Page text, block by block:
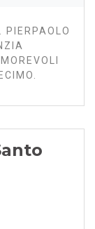
PIERPAOLO